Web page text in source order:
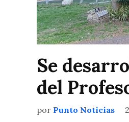
Se
del
por Punto Noticias